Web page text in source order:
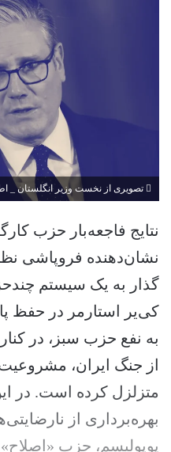
تصویری از نخست وزیر انگلستان _
نتایج فاجعه‌بار حزب
نشان‌دهنده فروپاشی
گذار به یک سیستم
کی‌یر استارمر در حفظ
به نفع حزب سبز، در
از جنگ ایران،
متزلزل کرده است. در
بهره‌برداری از
پوپولیسم، حزب